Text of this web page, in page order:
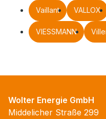
Vaillant VALLOX
VIESSMANN
Wolter Energie GmbH
Middelicher Straße 299